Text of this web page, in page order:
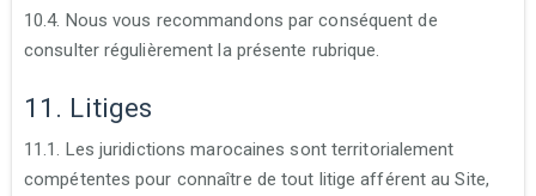
10.4. Nous vous recommandons par conséquent de
consulter régulièrement la présente rubrique.
11. Litiges
11.1. Les juridictions marocaines sont territorialement
compétentes pour connaître de tout litige afférent au Site,